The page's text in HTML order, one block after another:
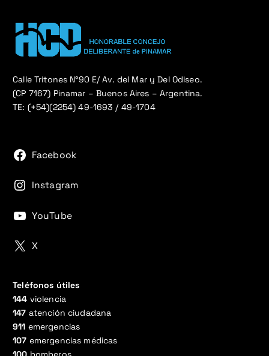
Calle Tritones N°90 E/ Av. del Mar y Del Odiseo.
(CP 7167) Pinamar – Buenos Aires – Argentina.
TE: (+54)(2254) 49-1693 / 49-1704
Facebook
Instagram
YouTube
X
Teléfonos útiles
144 violencia
147 atención ciudadana
911 emergencias
107 emergencias médicas